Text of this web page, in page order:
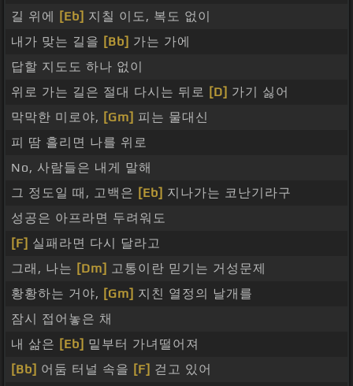
길 위에
[Eb] 지칠 이도, 복도 없이
내가 맞는 길을 [Bb] 가는 가에
답할 지도도 하나 없이
위로 가는 길은 절대 다시는 뒤로 [D] 가기 싫어
막막한 미로야, [Gm] 피는 물대신
피 땀 흘리면 나를 위로
No, 사람들은 내게 말해
그 정도일 때, 고백은 [Eb] 지나가는 코난기라구
성공은 아프라면 두려워도
[F] 실패라면 다시 달라고
그래, 나는 [Dm] 고통이란 믿기는 거성문제
황황하는 거야, [Gm] 지친 열정의 날개를
잠시 접어놓은 채
내 삶은 [Eb] 밑부터 가녀떨어져
[Bb] 어둠 터널 속을 [F] 걷고 있어